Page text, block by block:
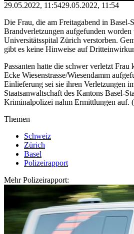
29.05.2022, 11:5429.05.2022, 11:54
Die Frau, die am Freitagabend in Basel-
Brandverletzungen aufgefunden worden
Universitätsspital Zürich verstorben.
gibt es keine Hinweise auf
Passanten hatte die schwer verletzt
Ecke Wiesenstrasse/Wiesendamm
Einlieferung sei sie ihren Verletzungen
Staatsanwaltschaft des Kantons Basel-
Kriminalpolizei nahm Ermittlungen auf.
Themen
Schweiz
Zürich
Basel
Polizeirapport
Mehr Polizeirapport: